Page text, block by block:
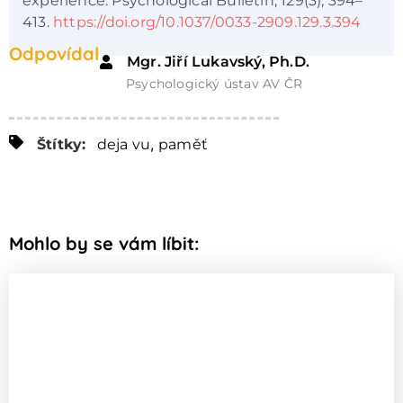
413.https://doi.org/10.1037/0033-2909.129.3.394
Odpovídal Mgr. Jiří Lukavský, Ph.D.
Psychologický ústav AV ČR
Štítky: deja vu, paměť
Mohlo by se vám líbit: